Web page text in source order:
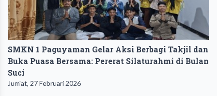
SMKN 1 Paguyaman Gelar Aksi Berbagi Takjil dan
Buka Puasa Bersama: Pererat Silaturahmi di Bulan
Suci
Jum'at, 27 Februari 2026